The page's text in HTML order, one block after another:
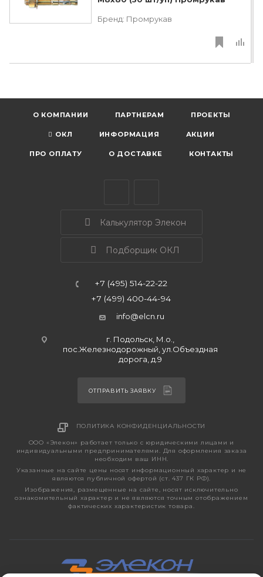
Бренд: Промрукав
О КОМПАНИИ ПАРТНЕРАМ ПРОЕКТЫ
ОКЛ ИНФОРМАЦИЯ АКЦИИ
ПРО ОПЛАТУ О ДОСТАВКЕ КОНТАКТЫ
Калькулятор Элекон
Подборщик ОКЛ
+7 (495) 514-22-22
+7 (499) 400-44-94
info@elcn.ru
г. Подольск, М.о.,
пос.Железнодорожный, ул.Объездная
дорога, д.9
ОТПРАВИТЬ ЗАЯВКУ
ПОЛИТИКА КОНФИДЕНЦИАЛЬНОСТИ
ООО «Элекон» работает только с юридическими лицами и
индивидуальными предпринимателями. Для оформления заказа
необходим ваш ИНН.
Указанные на сайте цены носят информационный характер и не
являются публичной офертой (ст. 437 ГК РФ).
Изображения, размещенные на сайте, носят исключительно
ознакомительный характер и не являются точным отображением
фактических характеристик товара.